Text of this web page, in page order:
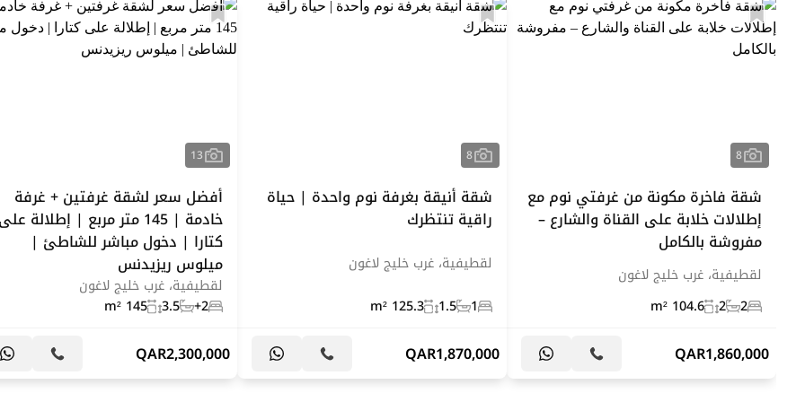
8
شقة فاخرة مكونة من غرفتي نوم مع
إطلالات خلابة على القناة والشارع –
مفروشة بالكامل
لقطيفية، غرب خليج لاغون
2
2
104.6 m²
1,860,000
QAR
8
شقة أنيقة بغرفة نوم واحدة | حياة
راقية تنتظرك
لقطيفية، غرب خليج لاغون
1
1.5
125.3 m²
1,870,000
QAR
13
أفضل سعر لشقة غرفتين + غرفة
خادمة | 145 متر مربع | إطلالة على
كتارا | دخول مباشر للشاطئ |
ميلوس ريزيدنس
لقطيفية، غرب خليج لاغون
2+
3.5
145 m²
2,300,000
QAR